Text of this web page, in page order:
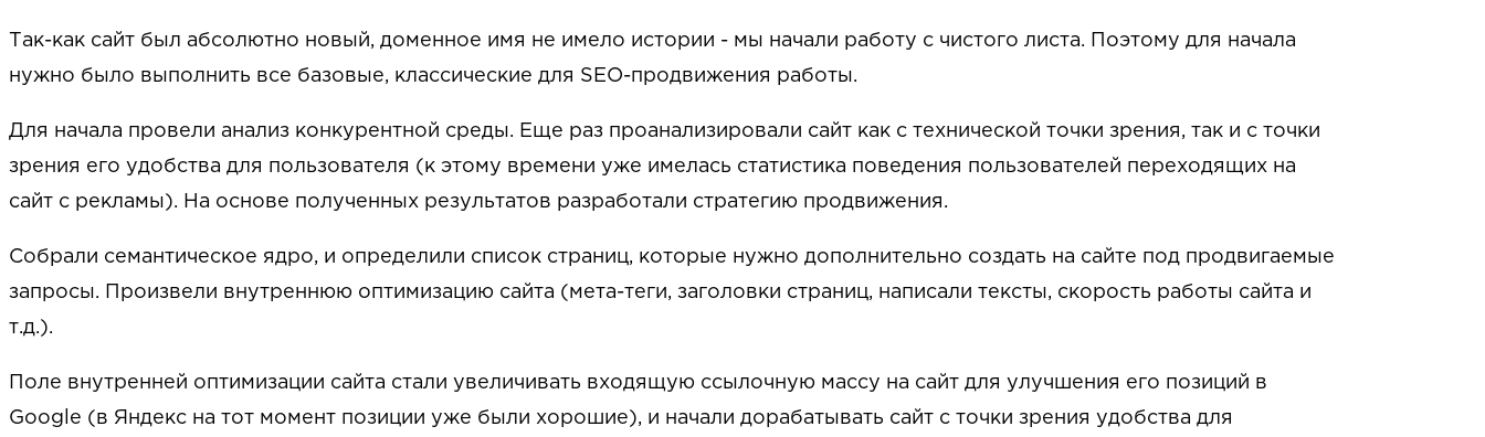
Так-как сайт был абсолютно новый, доменное имя не имело истории - мы начали работу с чистого листа. Поэтому для начала
нужно было выполнить все базовые, классические для SEO-продвижения работы.
Для начала провели анализ конкурентной среды. Еще раз проанализировали сайт как с технической точки зрения, так и с точки
зрения его удобства для пользователя (к этому времени уже имелась статистика поведения пользователей переходящих на
сайт с рекламы). На основе полученных результатов разработали стратегию продвижения.
Собрали семантическое ядро, и определили список страниц, которые нужно дополнительно создать на сайте под продвигаемые
запросы. Произвели внутреннюю оптимизацию сайта (мета-теги, заголовки страниц, написали тексты, скорость работы сайта и
т.д.).
Поле внутренней оптимизации сайта стали увеличивать входящую ссылочную массу на сайт для улучшения его позиций в
Google (в Яндекс на тот момент позиции уже были хорошие), и начали дорабатывать сайт с точки зрения удобства для